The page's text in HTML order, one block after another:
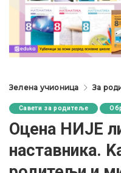
Зелена учионица За
Савети за родитеље
Оцена НИЈЕ
наставника.